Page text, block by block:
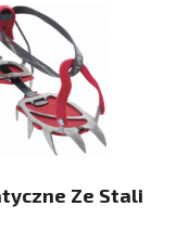
Ze Stali